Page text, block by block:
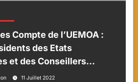
Compte de l’UEMOA :
des Etats
et des Conseillers
à Lomé
11 Juillet 2022